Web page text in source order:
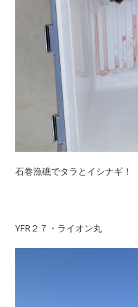
石巻漁礁でタラとイシナギ！
YFR２７・ライオン丸